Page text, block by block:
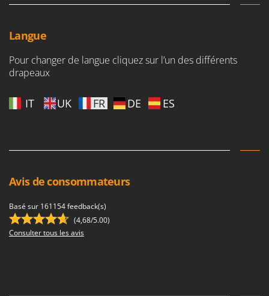
Langue
Pour changer de langue cliquez sur l’un des différents
drapeaux
IT UK FR DE ES
Avis de consommateurs
Basé sur 161154 feedback(s)
(4,68/5.00)
Consulter tous les avis